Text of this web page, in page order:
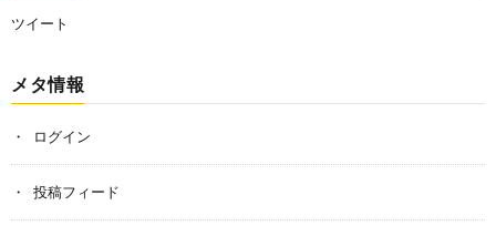
ツイート
メタ情報
ログイン
投稿フィード